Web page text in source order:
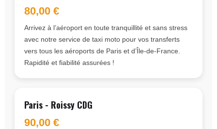
80,00 €
Arrivez à l’aéroport en toute tranquillité et sans stress
avec notre service de taxi moto pour vos transferts
vers tous les aéroports de Paris et d’Île-de-France.
Rapidité et fiabilité assurées !
Paris - Roissy CDG
90,00 €